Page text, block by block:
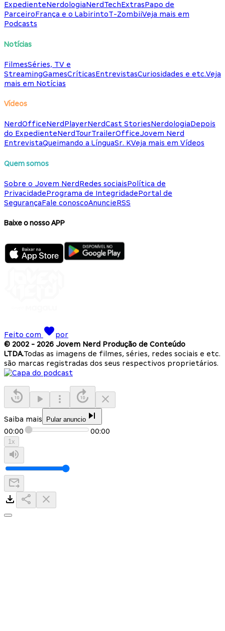
ExpedienteNerdologiaNerdTechExtrasPapo de
ParceiroFrança e o LabirintoT-ZombiiVeja mais em
Podcasts
Notícias
FilmesSéries, TV e
StreamingGamesCríticasEntrevistasCuriosidades e etc.Veja
mais em Notícias
Vídeos
NerdOfficeNerdPlayerNerdCast StoriesNerdologiaDepois
do ExpedienteNerdTourTrailerOfficeJovem Nerd
EntrevistaQueimando a LínguaSr. KVeja mais em Vídeos
Quem somos
Sobre o Jovem NerdRedes sociaisPolítica de
PrivacidadePrograma de IntegridadePortal de
SegurançaFale conoscoAnuncieRSS
Baixe o nosso APP
Feito com
por
© 2002 - 2026 Jovem Nerd Produção de Conteúdo
LTDA.Todas as imagens de filmes, séries, redes sociais e etc.
são marcas registradas dos seus respectivos proprietários.
Saiba mais Pular anuncio
00:00 00:00
1x